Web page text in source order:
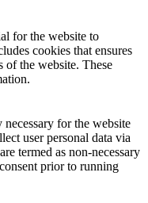
for the website to
cookies that ensures
of the website. These
for the website
user personal data via
termed as non-necessary
prior to running